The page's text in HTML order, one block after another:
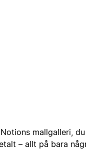
mallgalleri,
– allt på bara